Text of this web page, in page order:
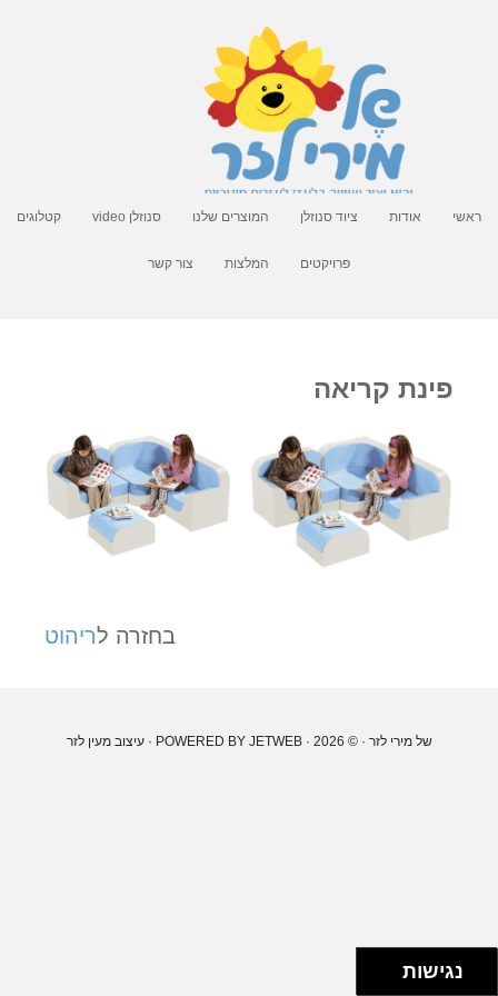
ראשי אודות ציוד סנוזלן המוצרים שלנו סנוזלן video קטלוגים
פרויקטים המלצות צור קשר
פינת קריאה
בחזרה לריהוט
של מירי לזר · © 2026 · POWERED BY
JETWEB · עיצובמעין לזר
נגישות